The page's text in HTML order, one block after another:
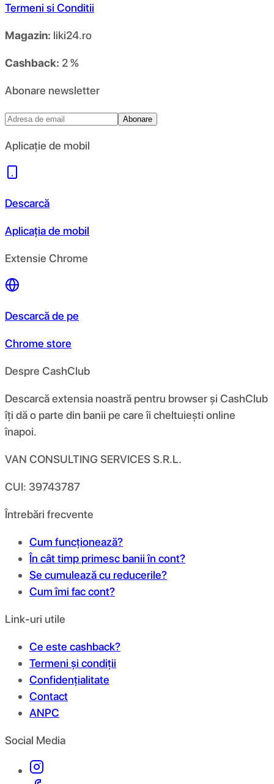
Termeni si Conditii
Magazin: liki24.ro
Cashback: 2 %
Abonare newsletter
Abonare
Aplicație de mobil
Descarcă
Aplicația de mobil
Extensie Chrome
Descarcă de pe
Chrome store
Despre CashClub
Descarcă extensia noastră pentru browser și CashClub
îți dă o parte din banii pe care îi cheltuiești online
înapoi.
VAN CONSULTING SERVICES S.R.L.
CUI: 39743787
Întrebări frecvente
Cum funcționează?
În cât timp primesc banii în cont?
Se cumulează cu reducerile?
Cum îmi fac cont?
Link-uri utile
Ce este cashback?
Termeni și condiții
Confidențialitate
Contact
ANPC
Social Media